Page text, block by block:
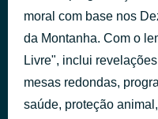
moral com base nos
da Montanha. Com o
Livre", inclui
mesas redondas,
saúde, proteção